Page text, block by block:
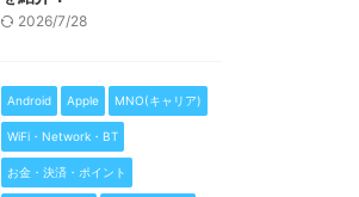
2026/7/28
Android Apple MNO(キャリア)
WiFi・Network・BT
お金・決済・ポイント